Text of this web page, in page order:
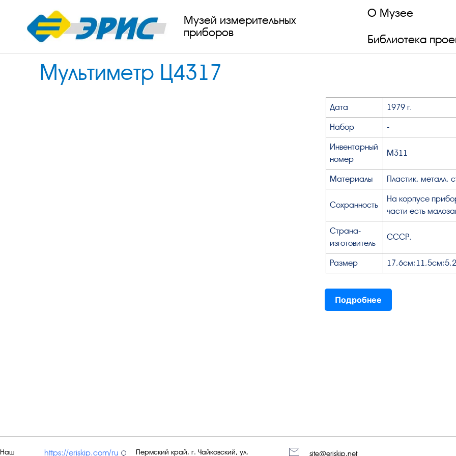
Музей измерительных
приборов
О Музее
Библиотека
Мультиметр Ц4317
Дата 1979 г.
Набор -
Инвентарный
номер
М311
Материалы Пластик, металл,
Сохранность
На корпусе
части есть
Страна-
изготовитель
СССР.
Размер
Подробнее
Наш https://eriskip.com/ru Пермский край, г. Чайковский, ул. site@eriskip.net